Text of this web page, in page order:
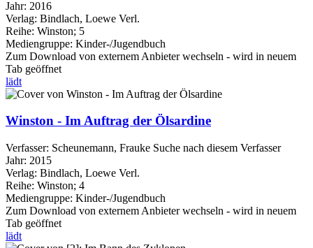
Jahr: 2016
Verlag: Bindlach, Loewe Verl.
Reihe: Winston; 5
Mediengruppe: Kinder-/Jugendbuch
Zum Download von externem Anbieter wechseln - wird in neuem
Tab geöffnet
lädt
Winston - Im Auftrag der Ölsardine
Verfasser: Scheunemann, Frauke Suche nach diesem Verfasser
Jahr: 2015
Verlag: Bindlach, Loewe Verl.
Reihe: Winston; 4
Mediengruppe: Kinder-/Jugendbuch
Zum Download von externem Anbieter wechseln - wird in neuem
Tab geöffnet
lädt